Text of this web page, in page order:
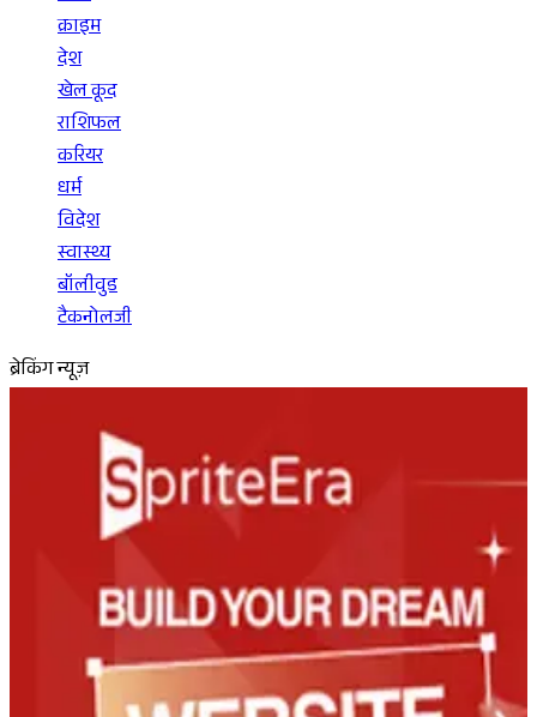
क्राइम
देश
खेल कूद
राशिफल
करियर
धर्म
विदेश
स्वास्थ्य
बॉलीवुड
टैकनोलजी
ब्रेकिंग न्यूज़